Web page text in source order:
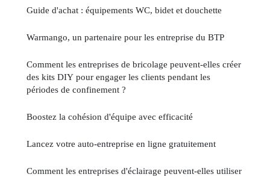
Guide d'achat : équipements WC, bidet et douchette
Warmango, un partenaire pour les entreprise du BTP
Comment les entreprises de bricolage peuvent-elles créer
des kits DIY pour engager les clients pendant les
périodes de confinement ?
Boostez la cohésion d'équipe avec efficacité
Lancez votre auto-entreprise en ligne gratuitement
Comment les entreprises d'éclairage peuvent-elles utiliser